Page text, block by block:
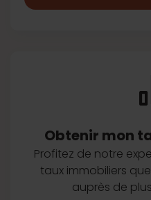
Obtenir mon
Profitez de notre
taux immobiliers que
auprès de plus